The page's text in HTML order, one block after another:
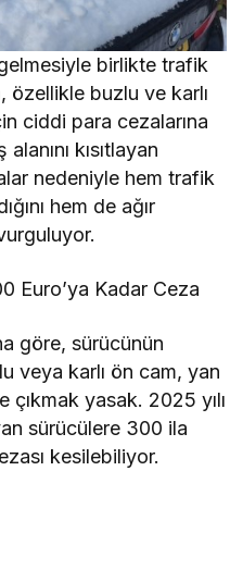
gelmesiyle birlikte trafik
özellikle buzlu ve karlı
ciddi para cezalarına
kısıtlayan
nedeniyle hem trafik
hem de ağır
Euro’ya Kadar Ceza
göre, sürücünün
veya karlı ön cam, yan
yasak. 2025 yılı
sürücülere 300 ila
kesilebiliyor.